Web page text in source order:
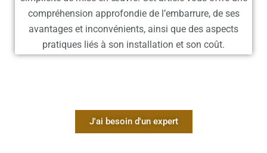
compréhension approfondie de l’embarrure, de ses
avantages et inconvénients, ainsi que des aspects
pratiques liés à son installation et son coût.
J'ai besoin d'un expert